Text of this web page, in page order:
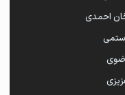
احمدی